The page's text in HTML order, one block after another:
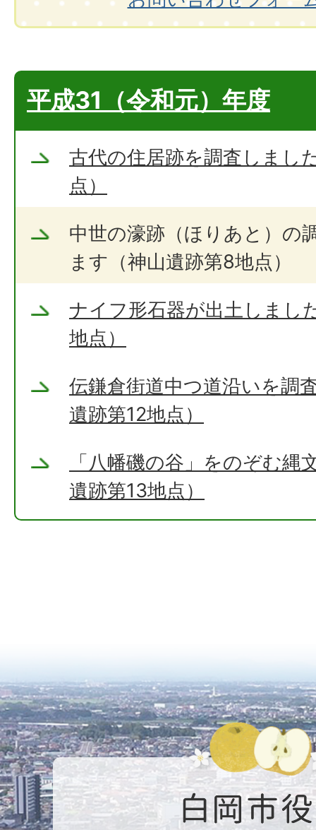
平成31（令和元）年度
古代の住居跡を調査しまし
点）
中世の濠跡（ほりあと）の
ます（神山遺跡第8地点）
ナイフ形石器が出土しまし
地点）
伝鎌倉街道中つ道沿いを調
遺跡第12地点）
「八幡磯の谷」をのぞむ縄
遺跡第13地点）